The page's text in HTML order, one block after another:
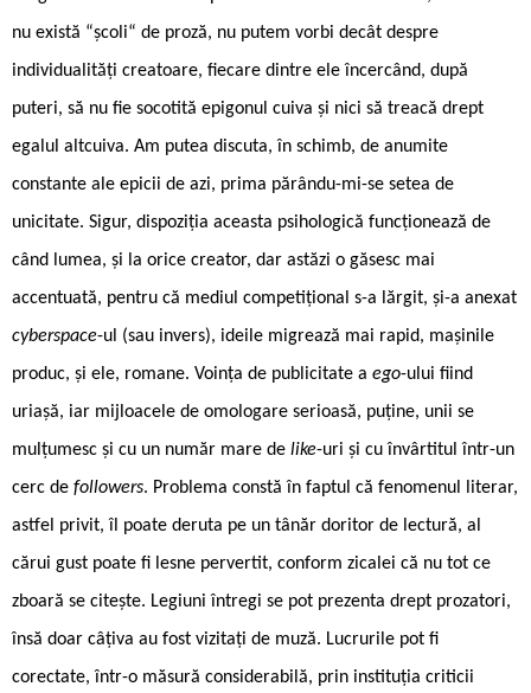
nu există “școli“ de proză, nu putem vorbi decât despre
individualități creatoare, fiecare dintre ele încercând, după
puteri, să nu fie socotită epigonul cuiva și nici să treacă drept
egalul altcuiva. Am putea discuta, în schimb, de anumite
constante ale epicii de azi, prima părându-mi-se setea de
unicitate. Sigur, dispoziția aceasta psihologică funcționează de
când lumea, și la orice creator, dar astăzi o găsesc mai
accentuată, pentru că mediul competițional s-a lărgit, și-a anexat
cyberspace-ul (sau invers), ideile migrează mai rapid, mașinile
produc, și ele, romane. Voința de publicitate a ego-ului fiind
uriașă, iar mijloacele de omologare serioasă, puține, unii se
mulțumesc și cu un număr mare de like-uri și cu învârtitul într-un
cerc de followers. Problema constă în faptul că fenomenul literar,
astfel privit, îl poate deruta pe un tânăr doritor de lectură, al
cărui gust poate fi lesne pervertit, conform zicalei că nu tot ce
zboară se citește. Legiuni întregi se pot prezenta drept prozatori,
însă doar câțiva au fost vizitați de muză. Lucrurile pot fi
corectate, într-o măsură considerabilă, prin instituția criticii